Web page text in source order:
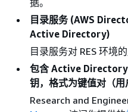
据。
目录服务 (AWS
Active Directory)
目录服务对 RES 环境
包含 Active Directory
钥，格式为键值对（用
Research and